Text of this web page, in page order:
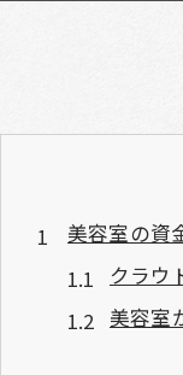
美容室の資
クラウ
美容室
成功